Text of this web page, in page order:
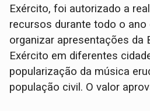
Exército, foi autorizado a
recursos durante todo o ano
organizar apresentações da
Exército em diferentes
popularização da música
população civil. O valor